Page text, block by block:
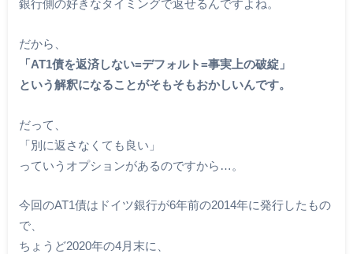
銀行側の好きなタイミングで返せるんですよね。
だから、
「AT1債を返済しない=デフォルト=事実上の破綻」
という解釈になることがそもそもおかしいんです。
だって、
「別に返さなくても良い」
っていうオプションがあるのですから…。
今回のAT1債はドイツ銀行が6年前の2014年に発行したもの
で、
ちょうど2020年の4月末に、